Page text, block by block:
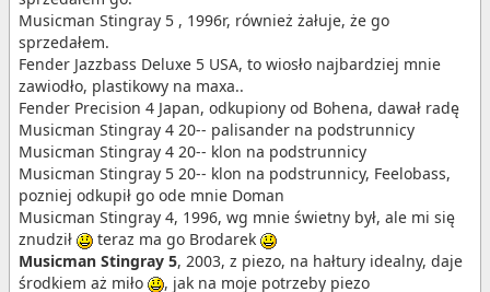
Musicman Stingray 5 , 1996r, również żałuje, że go
sprzedałem.
Fender Jazzbass Deluxe 5 USA, to wiosło najbardziej mnie
zawiodło, plastikowy na maxa..
Fender Precision 4 Japan, odkupiony od Bohena, dawał radę
Musicman Stingray 4 20-- palisander na podstrunnicy
Musicman Stingray 4 20-- klon na podstrunnicy
Musicman Stingray 5 20-- klon na podstrunnicy, Feelobass,
pozniej odkupił go ode mnie Doman
Musicman Stingray 4, 1996, wg mnie świetny był, ale mi się
znudził
teraz ma go Brodarek
Musicman Stingray 5, 2003, z piezo, na hałtury idealny, daje
środkiem aż miło
, jak na moje potrzeby piezo